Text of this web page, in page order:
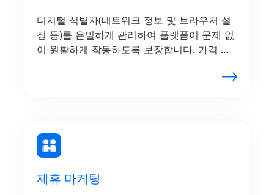
디지털 식별자(네트워크 정보 및 브라우저 설
정 등)를 은밀하게 관리하여 플랫폼이 문제 없
이 원활하게 작동하도록 보장합니다. 가격 전
며, 별도의 판매자 프로필을 유지할 수 있습니
제휴 마케팅